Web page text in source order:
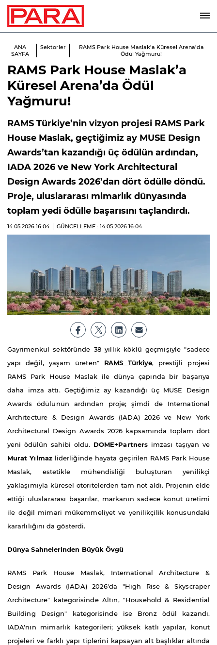
ANA
SAYFA
Sektörler
RAMS Park House Maslak’a Küresel Arena’da
Ödül Yağmuru!
RAMS Park House Maslak’a
Küresel Arena’da Ödül
Yağmuru!
RAMS Türkiye’nin vizyon projesi RAMS Park
House Maslak, geçtiğimiz ay MUSE Design
Awards’tan kazandığı üç ödülün ardından,
IADA 2026 ve New York Architectural
Design Awards 2026’dan dört ödülle döndü.
Proje, uluslararası mimarlık dünyasında
toplam yedi ödülle başarısını taçlandırdı.
14.05.2026 16:04 GÜNCELLEME : 14.05.2026 16:04
Gayrimenkul sektöründe 38 yıllık köklü geçmişiyle "sadece
yapı değil, yaşam üreten" RAMS Türkiye, prestijli projesi
RAMS Park House Maslak ile dünya çapında bir başarıya
daha imza attı. Geçtiğimiz ay kazandığı üç MUSE Design
Awards ödülünün ardından proje; şimdi de International
Architecture & Design Awards (IADA) 2026 ve New York
Architectural Design Awards 2026 kapsamında toplam dört
yeni ödülün sahibi oldu. DOME+Partners imzası taşıyan ve
Murat Yılmazliderliğinde hayata geçirilen RAMS Park House
Maslak, estetikle mühendisliği buluşturan yenilikçi
yaklaşımıyla küresel otoritelerden tam not aldı. Projenin elde
ettiği uluslararası başarılar, markanın sadece konut üretimi
ile değil mimari mükemmeliyet ve yenilikçilik konusundaki
kararlılığını da gösterdi.
Dünya Sahnelerinden Büyük Övgü
RAMS Park House Maslak, International Architecture &
Design Awards (IADA) 2026'da "High Rise & Skyscraper
Architecture" kategorisinde Altın, "Household & Residential
Building Design" kategorisinde ise Bronz ödül kazandı.
IADA'nın mimarlık kategorileri; yüksek katlı yapılar, konut
projeleri ve farklı yapı tiplerini kapsayan alt başlıklar altında